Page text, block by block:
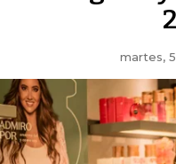
martes,